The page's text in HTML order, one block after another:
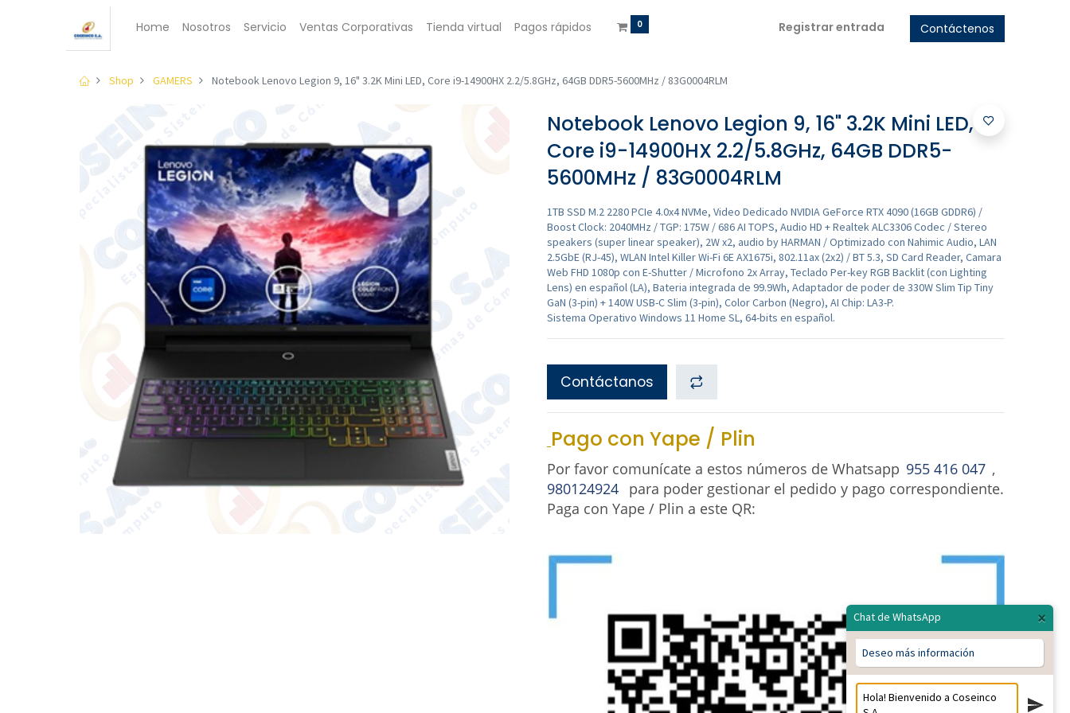
Home Nosotros Servicio Ventas Corporativas Tienda virtual Pagos rápidos 0 Registrar entrada Contáctenos
Shop GAMERS Notebook Lenovo Legion 9, 16" 3.2K Mini LED, Core i9-14900HX 2.2/5.8GHz, 64GB DDR5-5600MHz / 83G0004RLM
Notebook Lenovo Legion 9, 16" 3.2K Mini LED,
Core i9-14900HX 2.2/5.8GHz, 64GB DDR5-
5600MHz / 83G0004RLM
1TB SSD M.2 2280 PCIe 4.0x4 NVMe, Video Dedicado NVIDIA GeForce RTX 4090 (16GB GDDR6) /
Boost Clock: 2040MHz / TGP: 175W / 686 AI TOPS, Audio HD + Realtek ALC3306 Codec / Stereo
speakers (super linear speaker), 2W x2, audio by HARMAN / Optimizado con Nahimic Audio, LAN
2.5GbE (RJ-45), WLAN Intel Killer Wi-Fi 6E AX1675i, 802.11ax (2x2) / BT 5.3, SD Card Reader, Camara
Web FHD 1080p con E-Shutter / Microfono 2x Array, Teclado Per-key RGB Backlit (con Lighting
Lens) en español (LA), Bateria integrada de 99.9Wh, Adaptador de poder de 330W Slim Tip Tiny
GaN (3-pin) + 140W USB-C Slim (3-pin), Color Carbon (Negro), AI Chip: LA3-P.
Sistema Operativo Windows 11 Home SL, 64-bits en español.
Contáctanos
Pago con Yape / Plin
Por favor comunícate a estos números de Whatsapp 955 416 047 ,
980124924 para poder gestionar el pedido y pago correspondiente.
Paga con Yape / Plin a este QR:
Chat de WhatsApp ×
Deseo más información